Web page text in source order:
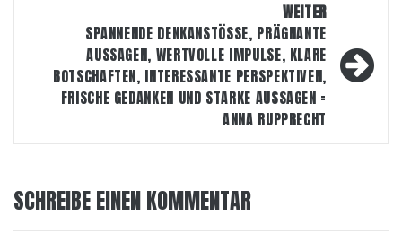
WEITER
SPANNENDE DENKANSTÖSSE, PRÄGNANTE
AUSSAGEN, WERTVOLLE IMPULSE, KLARE
BOTSCHAFTEN, INTERESSANTE PERSPEKTIVEN,
FRISCHE GEDANKEN UND STARKE AUSSAGEN =
ANNA RUPPRECHT
SCHREIBE EINEN KOMMENTAR